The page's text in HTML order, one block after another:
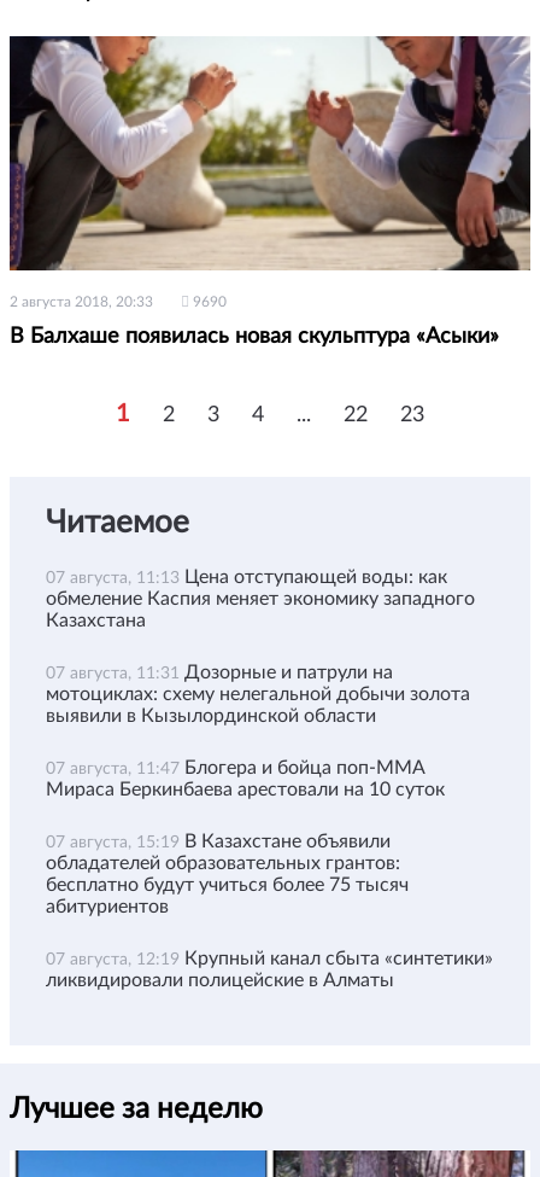
2 августа 2018, 20:33 9690
В Балхаше появилась новая скульптура «Асыки»
1 2 3 4 ... 22 23
Читаемое
07 августа, 11:13 Цена отступающей воды: как
обмеление Каспия меняет экономику западного
Казахстана
07 августа, 11:31 Дозорные и патрули на
мотоциклах: схему нелегальной добычи золота
выявили в Кызылординской области
07 августа, 11:47 Блогера и бойца поп-ММА
Мираса Беркинбаева арестовали на 10 суток
07 августа, 15:19 В Казахстане объявили
обладателей образовательных грантов:
бесплатно будут учиться более 75 тысяч
абитуриентов
07 августа, 12:19 Крупный канал сбыта «синтетики»
ликвидировали полицейские в Алматы
Лучшее за неделю